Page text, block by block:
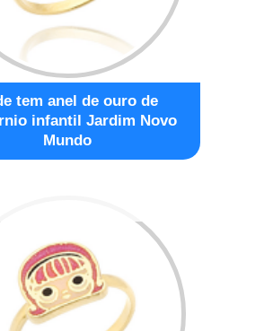
tem anel de ouro de
infantil Jardim Novo
Mundo